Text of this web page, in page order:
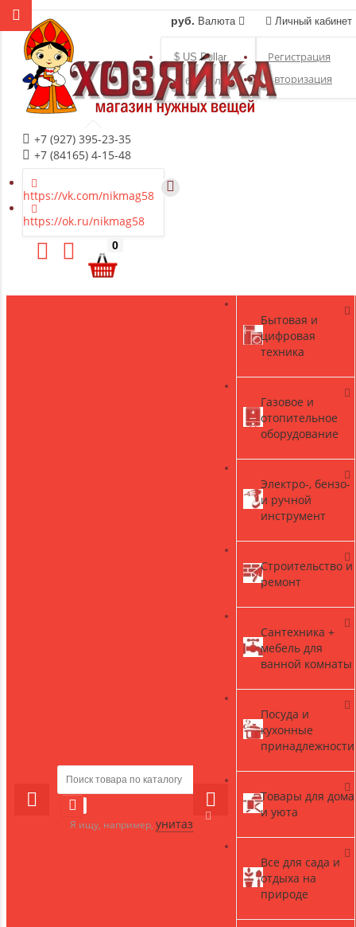
Личный кабинет
Регистрация
Авторизация
руб. Валюта
$ US Dollar
руб. Рубль
+7 (927) 395-23-35
+7 (84165) 4-15-48
https://vk.com/nikmag58
https://ok.ru/nikmag58
0
Я ищу, например, унитаз
Бытовая и
цифровая
техника
Газовое и
отопительное
оборудование
Электро-, бензо-
и ручной
инструмент
Строительство и
ремонт
Сантехника +
мебель для
ванной комнаты
Посуда и
кухонные
принадлежности
Товары для дома
и уюта
Все для сада и
отдыха на
природе